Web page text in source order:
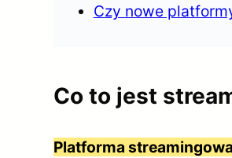
Czy nowe
Co to jest
Platforma